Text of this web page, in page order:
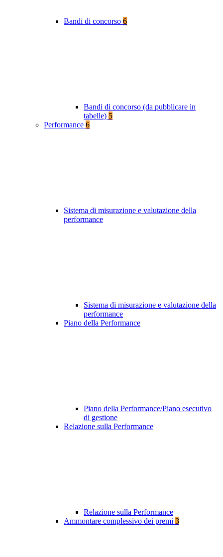
Bandi di concorso 6
Bandi di concorso (da pubblicare in
tabelle) 5
Performance 6
Sistema di misurazione e valutazione della
performance
Sistema di misurazione e valutazione della
performance
Piano della Performance
Piano della Performance/Piano esecutivo
di gestione
Relazione sulla Performance
Relazione sulla Performance
Ammontare complessivo dei premi 3